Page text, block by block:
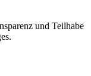
und Teilhabe